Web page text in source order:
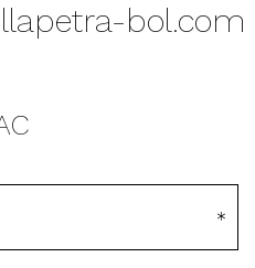
bol.com